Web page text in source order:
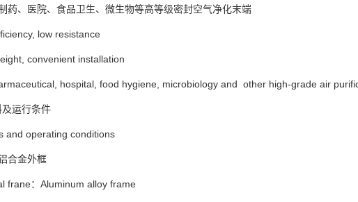
药、医院、食品卫生、微生物等高等级密封空气净化末端
low resistance
convenient installation
hospital, food hygiene, microbiology and other high-grade air
运行条件
and operating conditions
合金外框
frane：Aluminum alloy frame